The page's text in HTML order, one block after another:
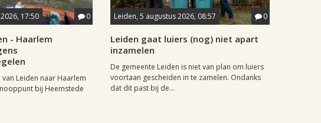
17:50 0
- Haarlem
Leiden naar Haarlem
bij Heemstede
Leiden, 5 augustus 2026, 08:57 0
Leiden gaat luiers (nog) niet apart
inzamelen
De gemeente Leiden is niet van plan om luiers
voortaan gescheiden in te zamelen. Ondanks
dat dit past bij de...